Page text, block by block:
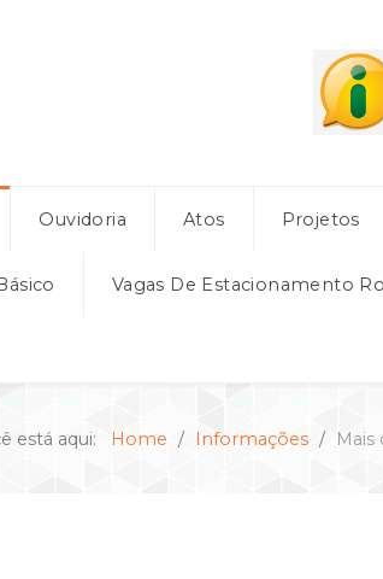
Ouvidoria Atos Projetos
Vagas De Estacionamento
está aqui: Home Informações